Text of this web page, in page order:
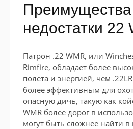
недостатки 22
Патрон .22 WMR, или
Rimfire, обладает более
полета и энергией, чем
более эффективным для
опасную дичь, такую как
WMR более дорог в
могут быть сложнее найти в